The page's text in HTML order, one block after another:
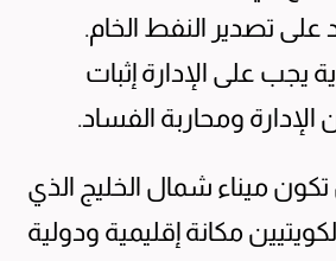
على تصدير النفط الخام.
يجب على الإدارة إثبات
ومحاربة الفساد.
ميناء شمال الخليج الذي
مكانة إقليمية ودولية